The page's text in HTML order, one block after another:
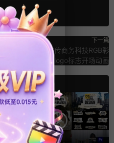
下一篇
AE模板 企业宣传商务科技RGB彩
虹光效游走描边logo标志开场动画